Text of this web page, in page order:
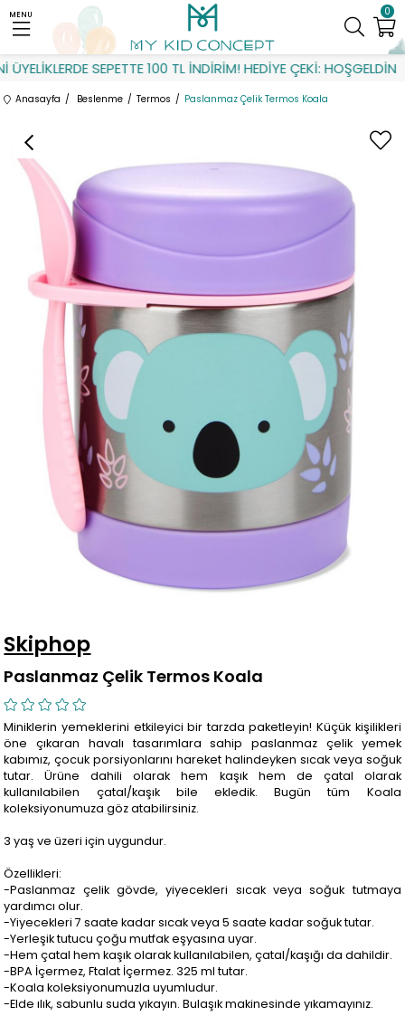
SEPETTE 100 TL İNDİRİM! HEDİYE ÇEKİ: HOŞGELDİN
0
MENU
Anasayfa Beslenme Termos Paslanmaz Çelik Termos Koala
Skiphop
Paslanmaz Çelik Termos Koala
Miniklerin yemeklerini etkileyici bir tarzda paketleyin! Küçük kişilikleri
öne çıkaran havalı tasarımlara sahip paslanmaz çelik yemek
kabımız, çocuk porsiyonlarını hareket halindeyken sıcak veya soğuk
tutar. Ürüne dahili olarak hem kaşık hem de çatal olarak
kullanılabilen çatal/kaşık bile ekledik. Bugün tüm Koala
koleksiyonumuza göz atabilirsiniz.
3 yaş ve üzeri için uygundur.
Özellikleri:
-Paslanmaz çelik gövde, yiyecekleri sıcak veya soğuk tutmaya
yardımcı olur.
-Yiyecekleri 7 saate kadar sıcak veya 5 saate kadar soğuk tutar.
-Yerleşik tutucu çoğu mutfak eşyasına uyar.
-Hem çatal hem kaşık olarak kullanılabilen, çatal/kaşığı da dahildir.
-BPA İçermez, Ftalat İçermez. 325 ml tutar.
-Koala koleksiyonumuzla uyumludur.
-Elde ılık, sabunlu suda yıkayın. Bulaşık makinesinde yıkamayınız.